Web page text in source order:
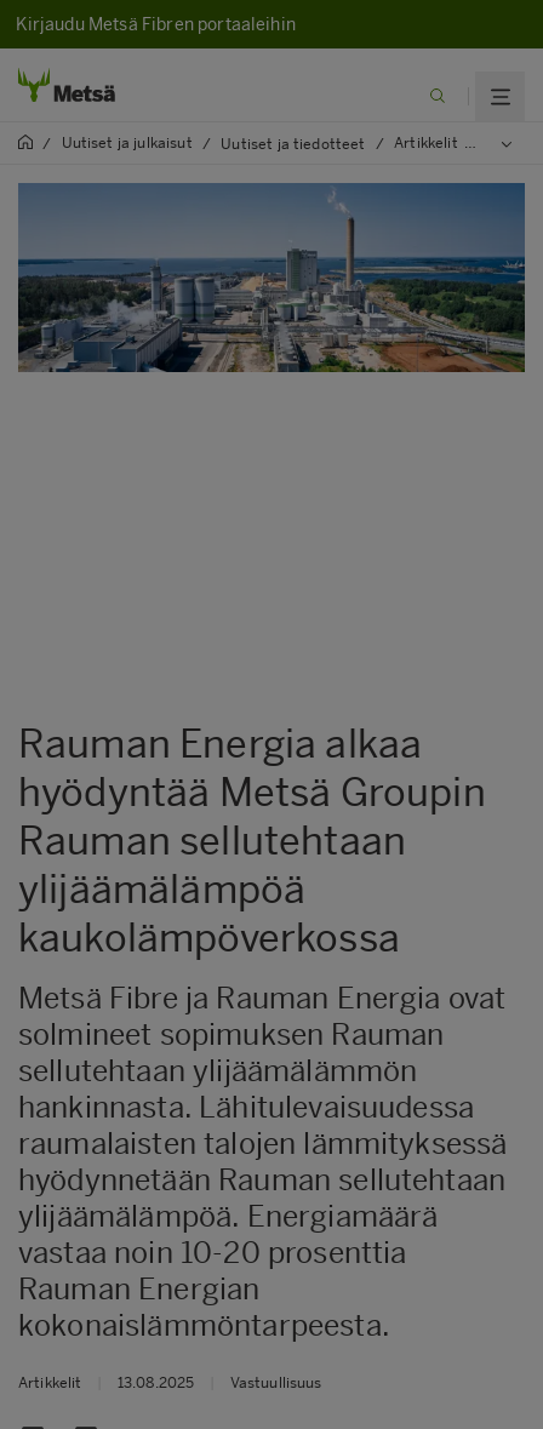
Kirjaudu Metsä Fibren portaaleihin
/ Uutiset ja julkaisut / Uutiset ja tiedotteet / Artikkelit / 2025
Rauman Energia alkaa
hyödyntää Metsä Groupin
Rauman sellutehtaan
ylijäämälämpöä
kaukolämpöverkossa
Metsä Fibre ja Rauman Energia ovat
solmineet sopimuksen Rauman
sellutehtaan ylijäämälämmön
hankinnasta. Lähitulevaisuudessa
raumalaisten talojen lämmityksessä
hyödynnetään Rauman sellutehtaan
ylijäämälämpöä. Energiamäärä
vastaa noin 10-20 prosenttia
Rauman Energian
kokonaislämmöntarpeesta.
Artikkelit 13.08.2025 Vastuullisuus